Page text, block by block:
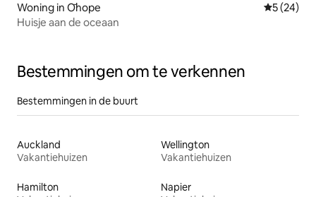
Woning in Ōhope
5 (24)
Huisje aan de oceaan
Bestemmingen om te verkennen
Bestemmingen in de buurt
Auckland
Vakantiehuizen
Wellington
Vakantiehuizen
Hamilton
Napier